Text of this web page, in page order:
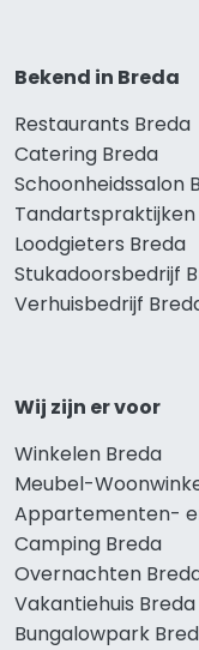
Bekend in Breda
Restaurants Breda
Catering Breda
Schoonheidssalon
Tandartspraktijken
Loodgieters Breda
Stukadoorsbedrijf
Verhuisbedrijf
Wij zijn er voor
Winkelen Breda
Meubel-
Appartementen-
Camping Breda
Overnachten
Vakantiehuis Breda
Bungalowpark